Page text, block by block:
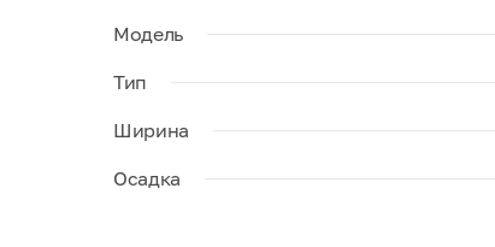
Модель
Тип
Ширина
Осадка